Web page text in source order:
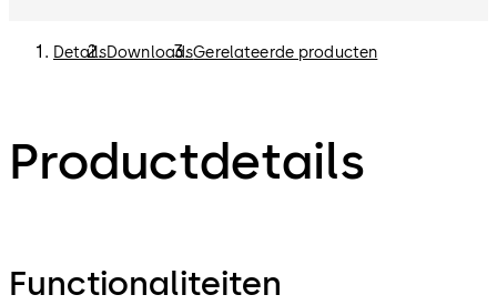
DetailsDownloadsGerelateerde producten
Productdetails
Functionaliteiten